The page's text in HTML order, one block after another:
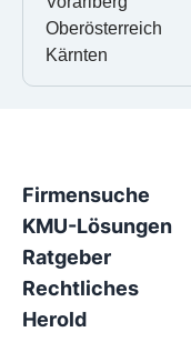
Oberösterreich
Kärnten
Firmensuche
KMU-Lösungen
Ratgeber
Rechtliches
Herold